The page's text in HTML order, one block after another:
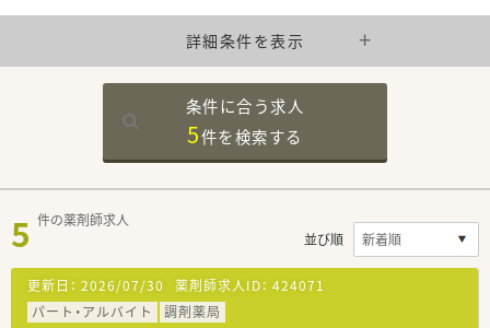
詳細条件を表示
条件に合う求人
5件を検索する
5 件の薬剤師求人
並び順
更新日： 2026/07/30 薬剤師求人ID： 424071
パート・アルバイト
調剤薬局